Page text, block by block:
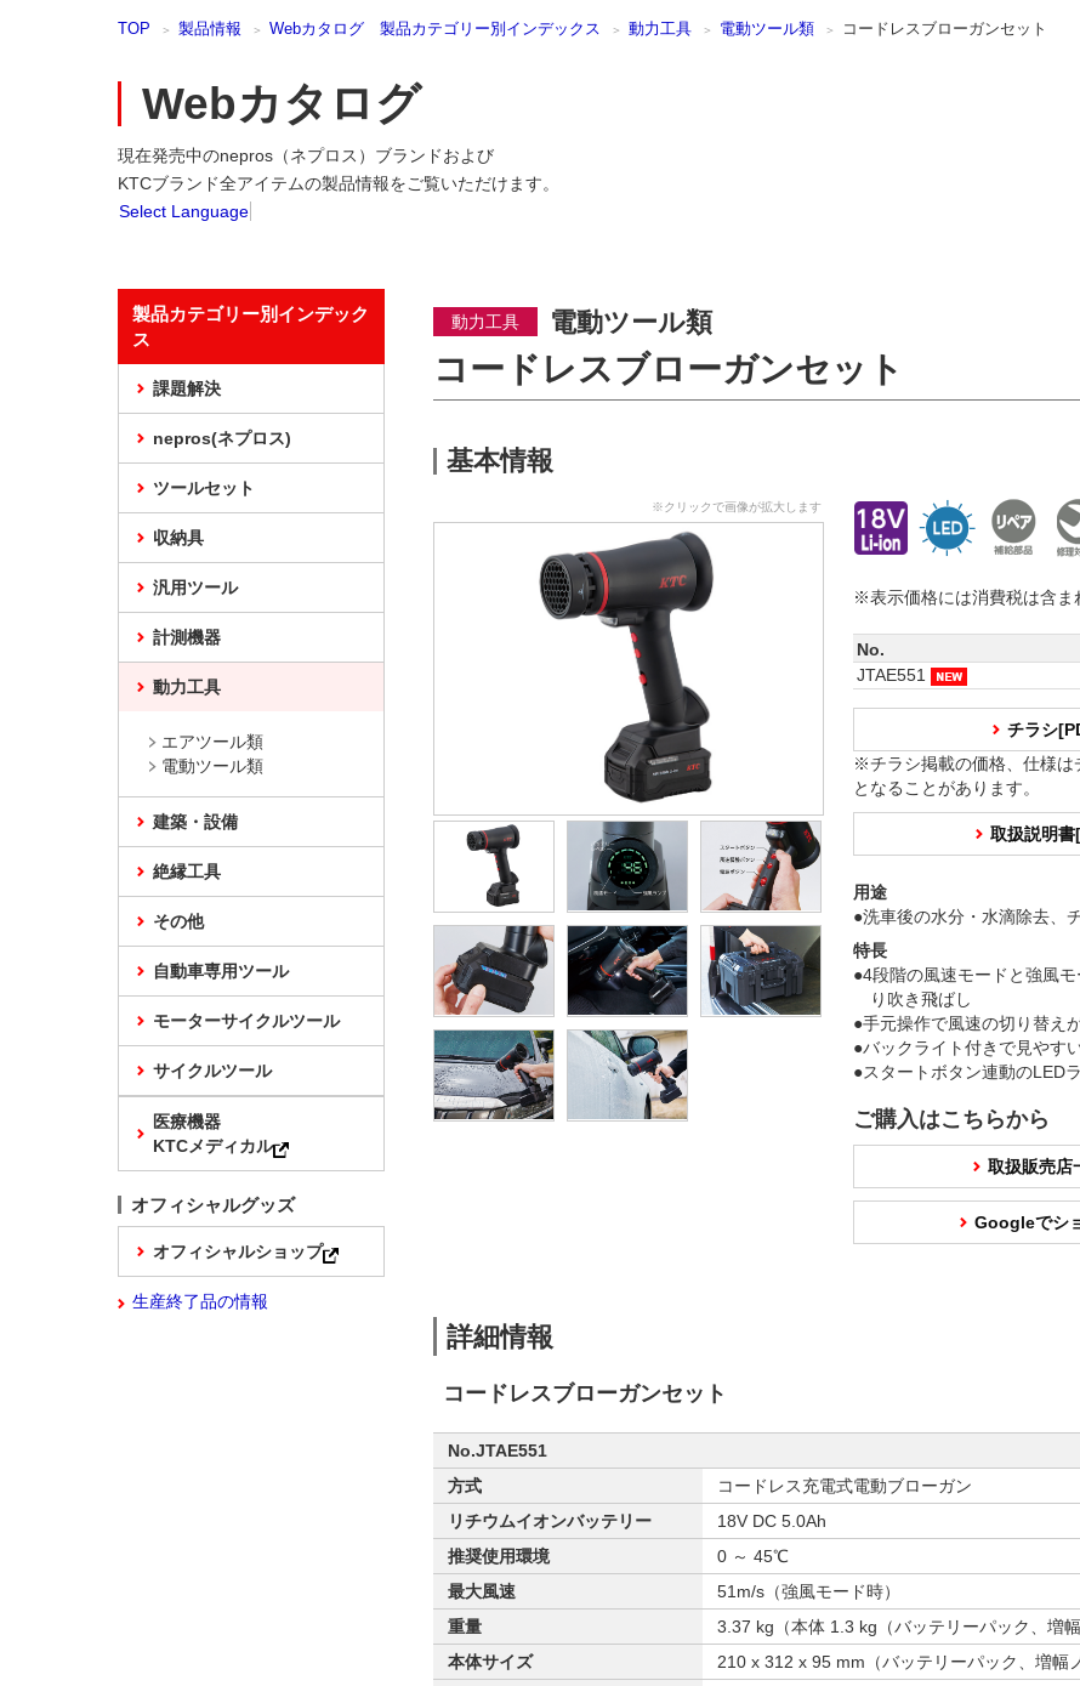
TOP 製品情報 Webカタログ 製品カテゴリー別インデックス 動力工具 電動ツール類 コードレスブローガンセット
Webカタログ
現在発売中のnepros（ネプロス）ブランドおよび
KTCブランド全アイテムの製品情報をご覧いただけます。
Select Language
動力工具 電動ツール類
コードレスブローガンセット
基本情報
※クリックで画像が拡大します
※表示価格には消費税は含ま
No.
JTAE551
チラシ
※チラシ掲載の価格、仕様は
となることがあります。
取扱説明
用途
●洗車後の水分・水滴除去、
特長
●4段階の風速モードと強風
り吹き飛ばし
●手元操作で風速の切り替え
●バックライト付きで見やす
●スタートボタン連動のLED
ご購入はこちらから
取扱販売店
Googleでシ
詳細情報
コードレスブローガンセット
No.JTAE551
方式
コードレス充電式電動ブローガン
リチウムイオンバッテリー
18V DC 5.0Ah
推奨使用環境
0 ～ 45℃
最大風速
51m/s（強風モード時）
重量
3.37 kg（本体 1.3 kg（バッテリーパック、増幅
本体サイズ
210 x 312 x 95 mm（バッテリーパック、増幅
製品カテゴリー別インデック
ス
課題解決
nepros(ネプロス)
ツールセット
収納具
汎用ツール
計測機器
動力工具
エアツール類
電動ツール類
建築・設備
絶縁工具
その他
自動車専用ツール
モーターサイクルツール
サイクルツール
医療機器
KTCメディカル
オフィシャルグッズ
オフィシャルショップ
生産終了品の情報